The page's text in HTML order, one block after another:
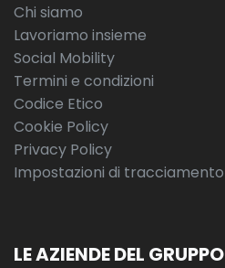
Chi siamo
Lavoriamo insieme
Social Mobility
Termini e condizioni
Codice Etico
Cookie Policy
Privacy Policy
Impostazioni di tracciamento
LE AZIENDE DEL GRUPPO